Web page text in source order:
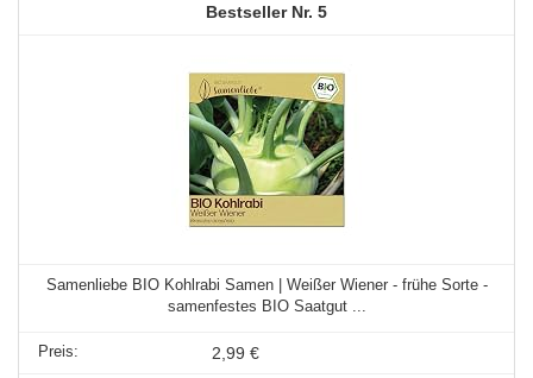
5
Samenliebe BIO Kohlrabi Samen | Weißer Wiener - frühe Sorte -
samenfestes BIO Saatgut ...
2,99 €